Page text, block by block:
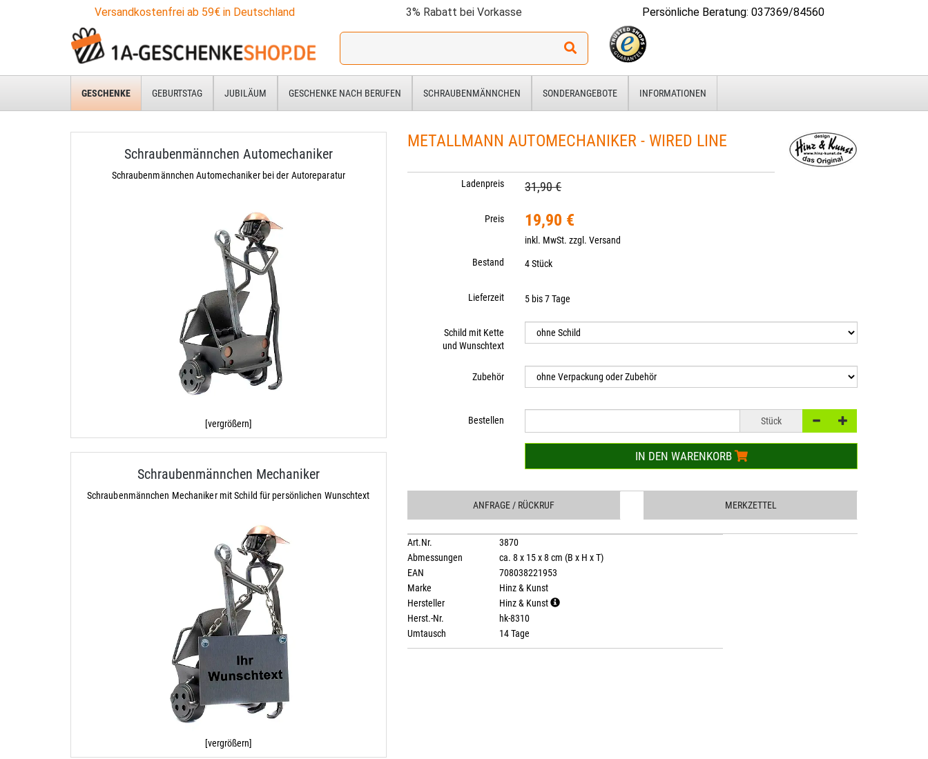
Versandkostenfrei ab 59€ in Deutschland 3% Rabatt bei Vorkasse Persönliche Beratung: 037369/84560
Ich
für:
GESCHENKE GEBURTSTAG JUBILÄUM GESCHENKE NACH BERUFEN SCHRAUBENMÄNNCHEN SONDERANGEBOTE INFORMATIONEN
Schraubenmännchen Automechaniker
Schraubenmännchen Automechaniker bei der Autoreparatur
[vergrößern]
Schraubenmännchen Mechaniker
Schraubenmännchen Mechaniker mit Schild für persönlichen Wunschtext
[vergrößern]
METALLMANN AUTOMECHANIKER - WIRED LINE
Ladenpreis 31,90 €
Preis 19,90 €
inkl. MwSt. zzgl.Versand
Bestand
4 Stück
Lieferzeit 5 bis 7 Tage
Schild mit Kette
und Wunschtext
Zubehör
Bestellen Stück
IN DEN WARENKORB
ANFRAGE / RÜCKRUF MERKZETTEL
Art.Nr.
3870
Abmessungen
ca. 8 x 15 x 8 cm (B x H x T)
EAN
708038221953
Marke
Hinz & Kunst
Hersteller
Hinz & Kunst
Herst.-Nr.
hk-8310
Umtausch
14 Tage